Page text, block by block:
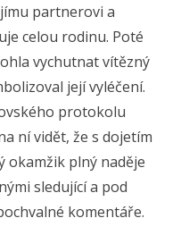
partnerovi a
celou rodinu. Poté
vychutnat vítězný
její vyléčení.
protokolu
ní vidět, že s dojetím
okamžik plný naděje
sledující a pod
komentáře.